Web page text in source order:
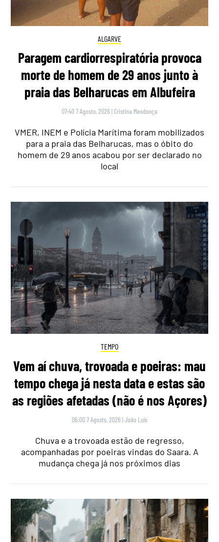
ALGARVE
Paragem cardiorrespiratória provoca
morte de homem de 29 anos junto à
praia das Belharucas em Albufeira
07:40 7 Agosto, 2026 | Cristina Mendonça
VMER, INEM e Polícia Marítima foram mobilizados
para a praia das Belharucas, mas o óbito do
homem de 29 anos acabou por ser declarado no
local
TEMPO
Vem aí chuva, trovoada e poeiras: mau
tempo chega já nesta data e estas são
as regiões afetadas (não é nos Açores)
06:00 7 Agosto, 2026 |João Luís
Chuva e a trovoada estão de regresso,
acompanhadas por poeiras vindas do Saara. A
mudança chega já nos próximos dias